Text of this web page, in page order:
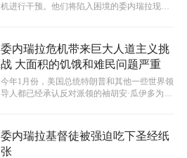
机进行干预。他们将陷入困境的委内瑞拉现任
委内瑞拉危机带来巨大人道主义挑
战 大面积的饥饿和难民问题严重
今年1月份，美国总统特朗普和其他一些世界领
导人都已经承认反对派领的袖胡安·瓜伊多为委
委内瑞拉基督徒被强迫吃下圣经纸
张